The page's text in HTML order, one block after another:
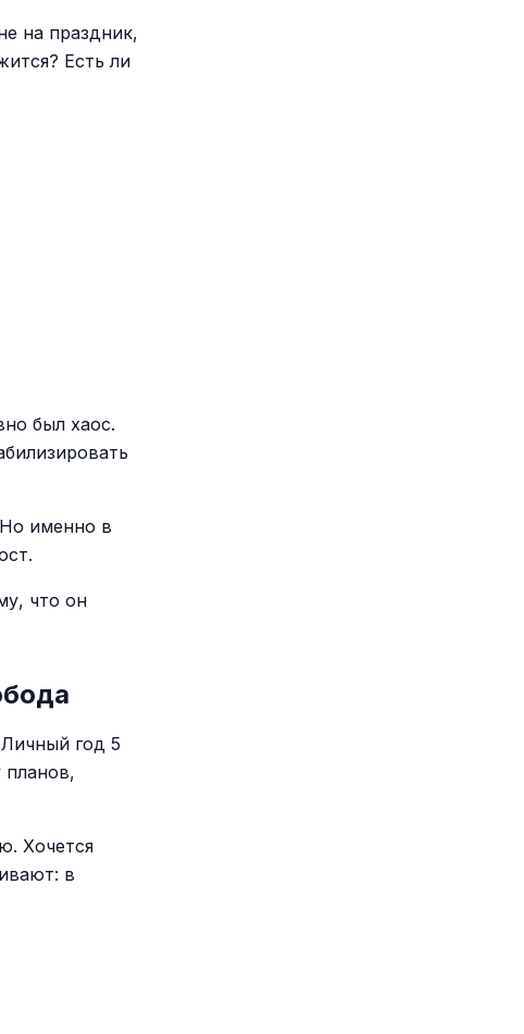
на праздник,
Есть ли
был хаос.
именно в
что он
год 5
планов,
Хочется
в